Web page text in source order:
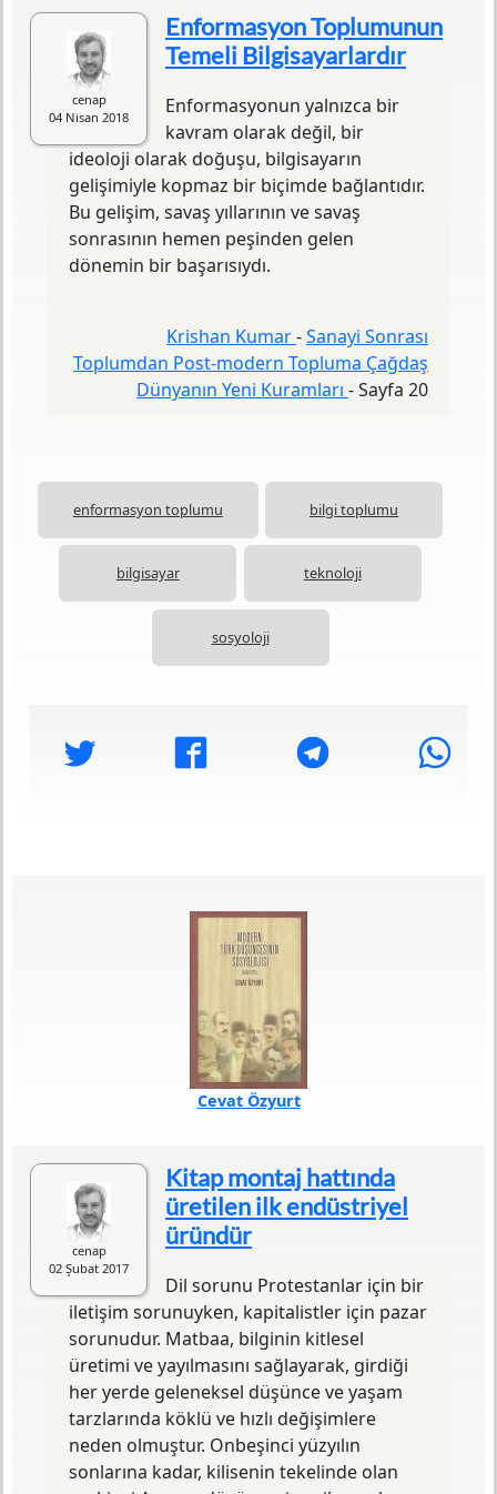
Sayfa Sayısı
Baskı Tarihi
Nisan 2013
Yazılış Tarihi
1995
ISBN
Baskı Sayısı
4. Baskı
Basım Yeri
Ankara
Yayın Evi
Dost Kitabevi Yayınları
Editörü
Ferhat Babacan
Mütercimi
Mehmet Küçük
Orijinal Adı
From Post-Industrial to Post-
Modern Society: New Theories
of the Contemporary World,
Bu kitapta tartıştığımız kuramlar çokluk batı
toplumları üzerinde odaklanmıştır. Ama batı,
daha önce hiç olmadığı ölçüde, dünyanın
İncelediğimiz sanayi sonrası toplum
kuramlarının bu durumun tamamen farkında
cenap
04 Nisan 2018
Enformasyon Toplumunun
Temeli Bilgisayarlardır
Enformasyonun yalnızca bir
kavram olarak değil, bir
ideoloji olarak doğuşu, bilgisayarın
gelişimiyle kopmaz bir biçimde bağlantıdır.
Bu gelişim, savaş yıllarının ve savaş
sonrasının hemen peşinden gelen
dönemin bir başarısıydı.
Krishan Kumar-Sanayi Sonrası
Toplumdan Post-modern Topluma Çağdaş
Dünyanın Yeni Kuramları -Sayfa 20
enformasyon toplumu bilgi toplumu
bilgisayar teknoloji
sosyoloji
Cevat Özyurt
Sayfa Sayısı
Baskı Tarihi
2016
ISBN
975-9000-45-5
Baskı Sayısı
2. Baskı
Basım Yeri
Yayın Evi
Kadim Yayınları
Sosyal ve siyasal sorunlara yaklaşımlarındaki
farklılıklar, doğal olarak aydınlar arasında
bölünmelere neden olmuştur. Her kimlik
sınır çizer; içeride tutulmak istenenlere
yapılan her vurgu, dışarıda tutulacakları da
belirginleştirir. Osmanlı’da ondokuzuncu
yüzyılda oluşan siyasal kimlikler sırayla
cenap
02 Şubat 2017
Kitap montaj hattında
üretilen ilk endüstriyel
üründür
Dil sorunu Protestanlar için bir
iletişim sorunuyken, kapitalistler için pazar
sorunudur. Matbaa, bilginin kitlesel
üretimi ve yayılmasını sağlayarak, girdiği
her yerde geleneksel düşünce ve yaşam
tarzlarında köklü ve hızlı değişimlere
neden olmuştur. Onbeşinci yüzyılın
sonlarına kadar, kilisenin tekelinde olan